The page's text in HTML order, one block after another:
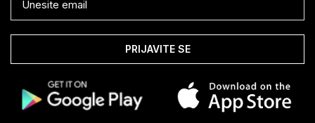
PRIJAVITE SE